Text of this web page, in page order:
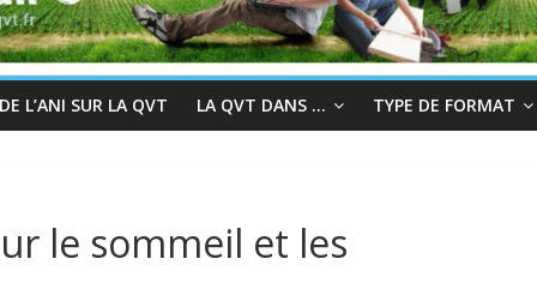
L’ANI SUR LA QVT LA QVT DANS … TYPE DE FORMAT
le sommeil et les